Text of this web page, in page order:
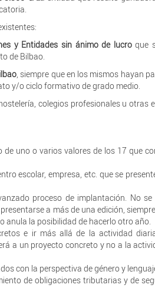
y Entidades sin ánimo de lucroque
de Bilbao.
, siempre que en los mismos hayan
y/o ciclo formativo de grado medio.
colegios profesionales u otras
uno o varios valores de los 17 que
escolar, empresa, etc. que se
proceso de implantación. No
a más de una edición,
anula la posibilidad de hacerlo otro año.
e ir más allá de la actividad
a un proyecto concreto y no a la
con la perspectiva de género y
de obligaciones tributarias y de